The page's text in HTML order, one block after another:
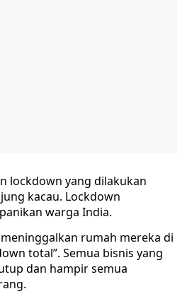
lockdown yang dilakukan
kacau. Lockdown
warga India.
rumah mereka di
total”. Semua bisnis yang
dan hampir semua